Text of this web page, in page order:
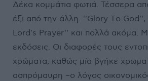
Δέκα κομμάτια φωτιά. Τέσσερα
έξι από την άλλη. ''Glory Τo
Lord's Prayer'' και πολλά ακόμα.
εκδόσεις. Οι διαφορές τους
χρώματα, καθώς μία βγήκε
ασπρόμαυρη –ο λόγος